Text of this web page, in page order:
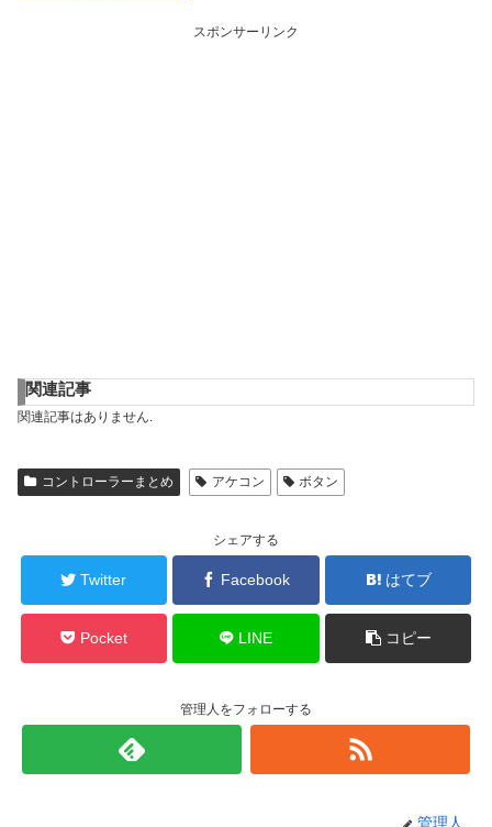
スポンサーリンク
関連記事
関連記事はありません.
コントローラーまとめ アケコン ボタン
シェアする
Twitter Facebook はてブ
Pocket LINE コピー
管理人をフォローする
管理人